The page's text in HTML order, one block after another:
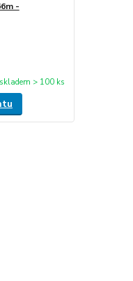
-
skladem > 100 ks